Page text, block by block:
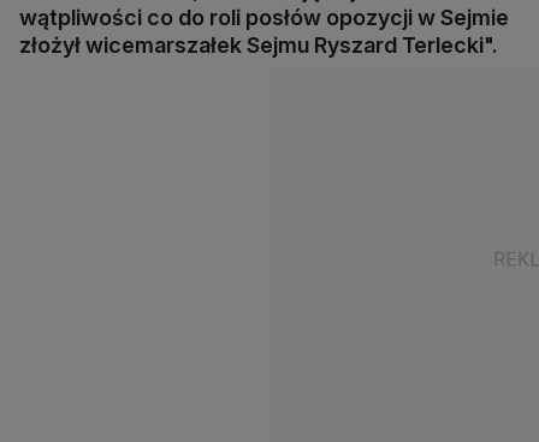
wątpliwości co do roli posłów opozycji w Sejmie
złożył wicemarszałek Sejmu Ryszard Terlecki".